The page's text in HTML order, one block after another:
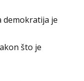
demokratija je
što je